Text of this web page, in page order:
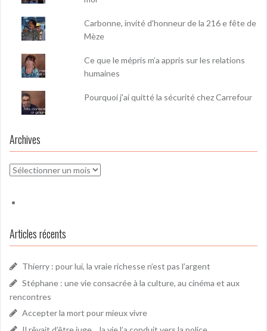
Carbonne, invité d'honneur de la 216 e fête de
Mèze
Ce que le mépris m’a appris sur les relations
humaines
Pourquoi j'ai quitté la sécurité chez Carrefour
Archives
Archives
Articles récents
Thierry : pour lui, la vraie richesse n’est pas l’argent
Stéphane : une vie consacrée à la culture, au cinéma et aux
rencontres
Accepter la mort pour mieux vivre